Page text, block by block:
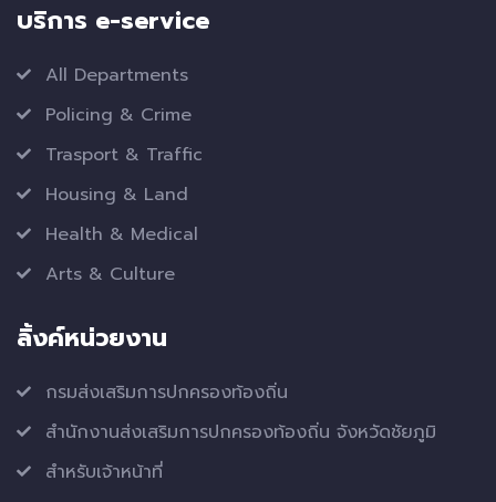
บริการ e-service
All Departments
Policing & Crime
Trasport & Traffic
Housing & Land
Health & Medical
Arts & Culture
ลิ้งค์หน่วยงาน
กรมส่งเสริมการปกครองท้องถิ่น
สำนักงานส่งเสริมการปกครองท้องถิ่น จังหวัดชัยภูมิ
สำหรับเจ้าหน้าที่